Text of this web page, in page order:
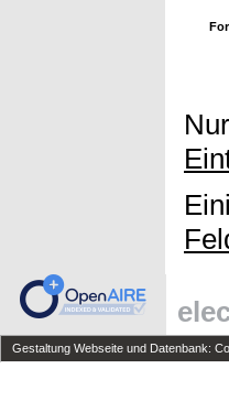
Gestaltung Webseite und Datenbank: